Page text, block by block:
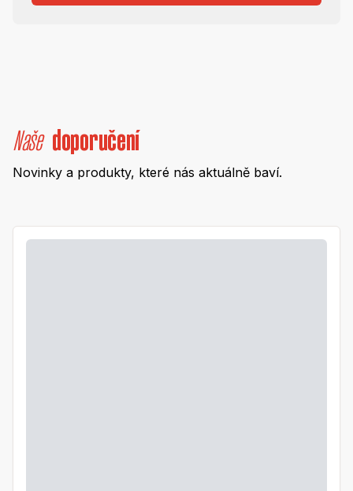
Naše doporučení
Novinky a produkty, které nás aktuálně baví.